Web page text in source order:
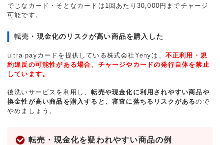
でじなカード・そとなカードは1回あたり30,000円までチャージ
可能です。
転売・現金化のリスクが高い商品を購入した
ultra payカードを提供している株式会社Yenyは、 不正利用・規
約違反の可能性がある場合、チャージやカードの発行自体を禁止
しています。
後洗いサービスを利用し、転売や現金化に利用されやすい商品や
換金性が高い商品を購入すると、審査に落ちるリスクがあるので
やめましょう。
転売・現金化を疑われやすい商品の例